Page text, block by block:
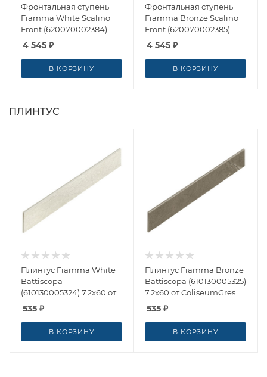
Фронтальная ступень
Fiamma White Scalino
Front (620070002384)
33x60 от ColiseumGres
4 545 ₽
В КОРЗИНУ
Фронтальная ступень
Fiamma Bronze Scalino
Front (620070002385)
33x60 от ColiseumGres
4 545 ₽
В КОРЗИНУ
ПЛИНТУС
Плинтус Fiamma White
Battiscopa
(610130005324) 7.2x60 от
ColiseumGres (Россия)
535 ₽
В КОРЗИНУ
Плинтус Fiamma Bronze
Battiscopa (610130005325)
7.2x60 от ColiseumGres
(Россия)
535 ₽
В КОРЗИНУ